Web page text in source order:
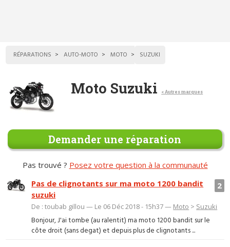
RÉPARATIONS AUTO-MOTO MOTO SUZUKI
Moto Suzuki < Autres marques
Demander une réparation
Pas trouvé ? Posez votre question à la communauté
2
Pas de clignotants sur ma moto 1200 bandit
suzuki
De : toubab gillou — Le 06 Déc 2018 - 15h37 — Moto > Suzuki
Bonjour, J'ai tombe (au ralentit) ma moto 1200 bandit sur le
côte droit (sans degat) et depuis plus de clignotants ...